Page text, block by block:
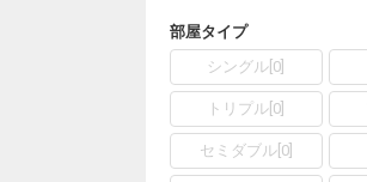
部屋タイプ
シングル 0
トリプル 0
セミダブル[ 0]